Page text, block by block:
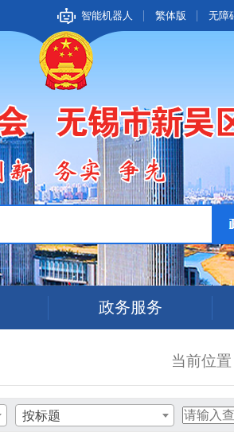
智能机器人 繁体版 无障
政务服务
当前位置
按标题